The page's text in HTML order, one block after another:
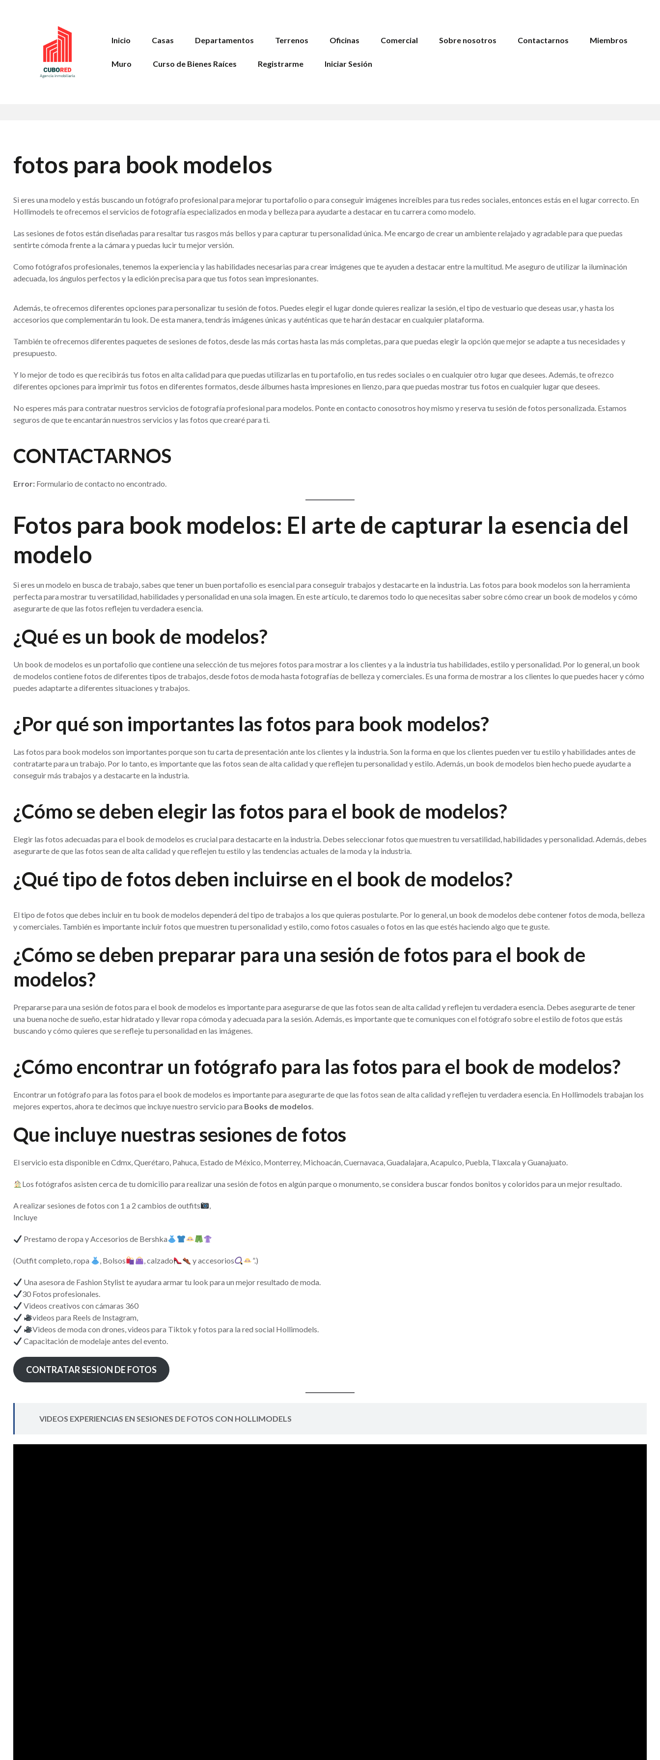
Inicio Casas Departamentos Terrenos Oficinas Comercial Sobre nosotros Contactarnos Miembros
Muro Curso de Bienes Raíces Registrarme Iniciar Sesión
fotos para book modelos
Si eres una modelo y estás buscando un fotógrafo profesional para mejorar tu portafolio o para conseguir imágenes increíbles para tus redes sociales, entonces estás en el lugar correcto. En
Hollimodels te ofrecemos el servicios de fotografía especializados en moda y belleza para ayudarte a destacar en tu carrera como modelo.
Las sesiones de fotos están diseñadas para resaltar tus rasgos más bellos y para capturar tu personalidad única. Me encargo de crear un ambiente relajado y agradable para que puedas
sentirte cómoda frente a la cámara y puedas lucir tu mejor versión.
Como fotógrafos profesionales, tenemos la experiencia y las habilidades necesarias para crear imágenes que te ayuden a destacar entre la multitud. Me aseguro de utilizar la iluminación
adecuada, los ángulos perfectos y la edición precisa para que tus fotos sean impresionantes.
Además, te ofrecemos diferentes opciones para personalizar tu sesión de fotos. Puedes elegir el lugar donde quieres realizar la sesión, el tipo de vestuario que deseas usar, y hasta los
accesorios que complementarán tu look. De esta manera, tendrás imágenes únicas y auténticas que te harán destacar en cualquier plataforma.
También te ofrecemos diferentes paquetes de sesiones de fotos, desde las más cortas hasta las más completas, para que puedas elegir la opción que mejor se adapte a tus necesidades y
presupuesto.
Y lo mejor de todo es que recibirás tus fotos en alta calidad para que puedas utilizarlas en tu portafolio, en tus redes sociales o en cualquier otro lugar que desees. Además, te ofrezco
diferentes opciones para imprimir tus fotos en diferentes formatos, desde álbumes hasta impresiones en lienzo, para que puedas mostrar tus fotos en cualquier lugar que desees.
No esperes más para contratar nuestros servicios de fotografía profesional para modelos. Ponte en contacto conosotros hoy mismo y reserva tu sesión de fotos personalizada. Estamos
seguros de que te encantarán nuestros servicios y las fotos que crearé para ti.
CONTACTARNOS
Error: Formulario de contacto no encontrado.
Fotos para book modelos: El arte de capturar la esencia del
modelo
Si eres un modelo en busca de trabajo, sabes que tener un buen portafolio es esencial para conseguir trabajos y destacarte en la industria. Las fotos para book modelos son la herramienta
perfecta para mostrar tu versatilidad, habilidades y personalidad en una sola imagen. En este artículo, te daremos todo lo que necesitas saber sobre cómo crear un book de modelos y cómo
asegurarte de que las fotos reflejen tu verdadera esencia.
¿Qué es un book de modelos?
Un book de modelos es un portafolio que contiene una selección de tus mejores fotos para mostrar a los clientes y a la industria tus habilidades, estilo y personalidad. Por lo general, un book
de modelos contiene fotos de diferentes tipos de trabajos, desde fotos de moda hasta fotografías de belleza y comerciales. Es una forma de mostrar a los clientes lo que puedes hacer y cómo
puedes adaptarte a diferentes situaciones y trabajos.
¿Por qué son importantes las fotos para book modelos?
Las fotos para book modelos son importantes porque son tu carta de presentación ante los clientes y la industria. Son la forma en que los clientes pueden ver tu estilo y habilidades antes de
contratarte para un trabajo. Por lo tanto, es importante que las fotos sean de alta calidad y que reflejen tu personalidad y estilo. Además, un book de modelos bien hecho puede ayudarte a
conseguir más trabajos y a destacarte en la industria.
¿Cómo se deben elegir las fotos para el book de modelos?
Elegir las fotos adecuadas para el book de modelos es crucial para destacarte en la industria. Debes seleccionar fotos que muestren tu versatilidad, habilidades y personalidad. Además, debes
asegurarte de que las fotos sean de alta calidad y que reflejen tu estilo y las tendencias actuales de la moda y la industria.
¿Qué tipo de fotos deben incluirse en el book de modelos?
El tipo de fotos que debes incluir en tu book de modelos dependerá del tipo de trabajos a los que quieras postularte. Por lo general, un book de modelos debe contener fotos de moda, belleza
y comerciales. También es importante incluir fotos que muestren tu personalidad y estilo, como fotos casuales o fotos en las que estés haciendo algo que te guste.
¿Cómo se deben preparar para una sesión de fotos para el book de
modelos?
Prepararse para una sesión de fotos para el book de modelos es importante para asegurarse de que las fotos sean de alta calidad y reflejen tu verdadera esencia. Debes asegurarte de tener
una buena noche de sueño, estar hidratado y llevar ropa cómoda y adecuada para la sesión. Además, es importante que te comuniques con el fotógrafo sobre el estilo de fotos que estás
buscando y cómo quieres que se refleje tu personalidad en las imágenes.
¿Cómo encontrar un fotógrafo para las fotos para el book de modelos?
Encontrar un fotógrafo para las fotos para el book de modelos es importante para asegurarte de que las fotos sean de alta calidad y reflejen tu verdadera esencia. En Hollimodels trabajan los
mejores expertos, ahora te decimos que incluye nuestro servicio para Books de modelos.
Que incluye nuestras sesiones de fotos
El servicio esta disponible en Cdmx, Querétaro, Pahuca, Estado de México, Monterrey, Michoacán, Cuernavaca, Guadalajara, Acapulco, Puebla, Tlaxcala y Guanajuato.
Los fotógrafos asisten cerca de tu domicilio para realizar una sesión de fotos en algún parque o monumento, se considera buscar fondos bonitos y coloridos para un mejor resultado.
A realizar sesiones de fotos con 1 a 2 cambios de outfits
,
Incluye
Prestamo de ropa y Accesorios de Bershka
(Outfit completo, ropa , Bolsos , calzado y accesorios ”.)
Una asesora de Fashion Stylist te ayudara armar tu look para un mejor resultado de moda.
30 Fotos profesionales.
Videos creativos con cámaras 360
videos para Reels de Instagram,
Videos de moda con drones, videos para Tiktok y fotos para la red social Hollimodels.
Capacitación de modelaje antes del evento.
CONTRATAR SESION DE FOTOS
VIDEOS EXPERIENCIAS EN SESIONES DE FOTOS CON HOLLIMODELS